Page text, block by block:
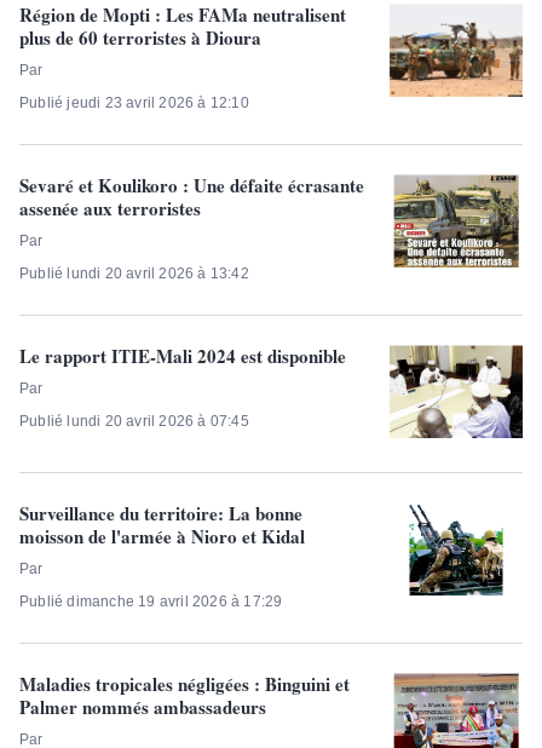
Région de Mopti : Les FAMa neutralisent
plus de 60 terroristes à Dioura
Par
Publié jeudi 23 avril 2026 à 12:10
Sevaré et Koulikoro : Une défaite écrasante
assenée aux terroristes
Par
Publié lundi 20 avril 2026 à 13:42
Le rapport ITIE-Mali 2024 est disponible
Par
Publié lundi 20 avril 2026 à 07:45
Surveillance du territoire: La bonne
moisson de l'armée à Nioro et Kidal
Par
Publié dimanche 19 avril 2026 à 17:29
Maladies tropicales négligées : Binguini et
Palmer nommés ambassadeurs
Par